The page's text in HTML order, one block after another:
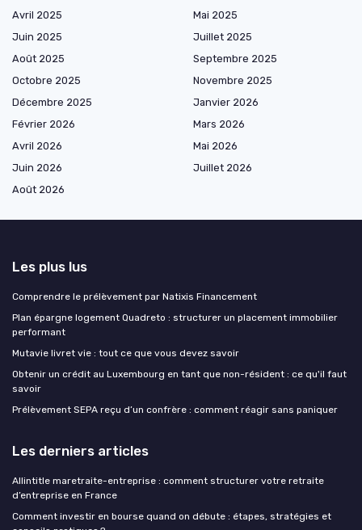
Avril 2025
Mai 2025
Juin 2025
Juillet 2025
Août 2025
Septembre 2025
Octobre 2025
Novembre 2025
Décembre 2025
Janvier 2026
Février 2026
Mars 2026
Avril 2026
Mai 2026
Juin 2026
Juillet 2026
Août 2026
Les plus lus
Comprendre le prélèvement par Natixis Financement
Plan épargne logement Quadreto : structurer un placement immobilier
performant
Mutavie livret vie : tout ce que vous devez savoir
Obtenir un crédit au Luxembourg en tant que non-résident : ce qu'il faut
savoir
Prélèvement SEPA reçu d’un confrère : comment réagir sans paniquer
Les derniers articles
Allintitle maretraite-entreprise : comment structurer votre retraite
d’entreprise en France
Comment investir en bourse quand on débute : étapes, stratégies et